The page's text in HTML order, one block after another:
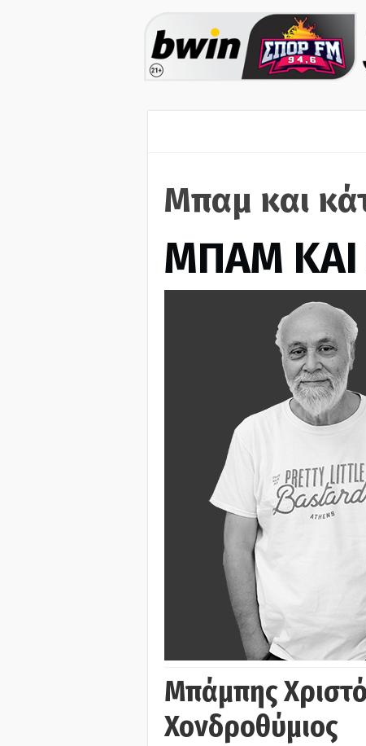
Μπαμ και
ΜΠΑΜ
Μπάμπης
Χονδροθύμιος